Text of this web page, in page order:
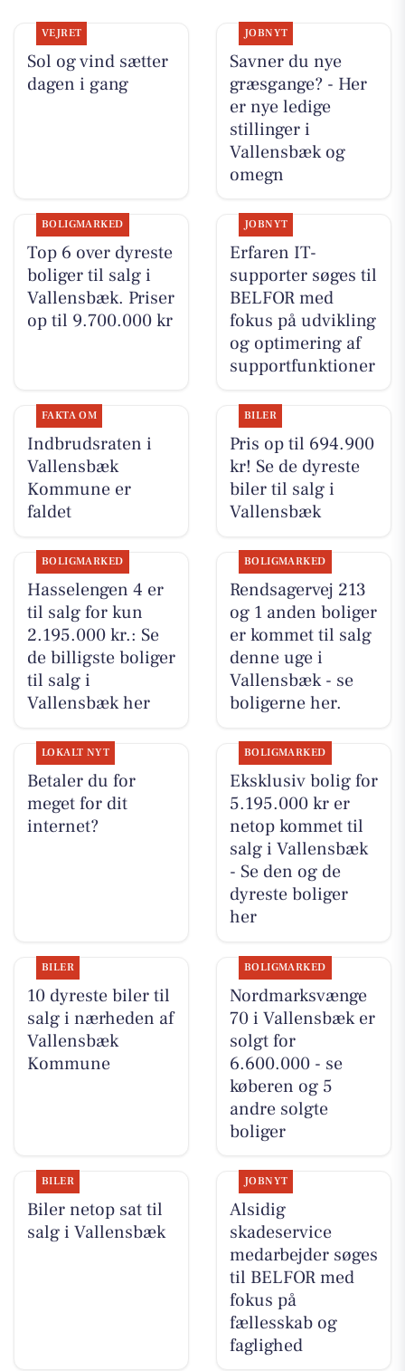
VEJRET
Sol og vind sætter
dagen i gang
JOBNYT
Savner du nye
græsgange? - Her
er nye ledige
stillinger i
Vallensbæk og
omegn
BOLIGMARKED
Top 6 over dyreste
boliger til salg i
Vallensbæk. Priser
op til 9.700.000 kr
JOBNYT
Erfaren IT-
supporter søges til
BELFOR med
fokus på udvikling
og optimering af
supportfunktioner
FAKTA OM
Indbrudsraten i
Vallensbæk
Kommune er
faldet
BILER
Pris op til 694.900
kr! Se de dyreste
biler til salg i
Vallensbæk
BOLIGMARKED
Hasselengen 4 er
til salg for kun
2.195.000 kr.: Se
de billigste boliger
til salg i
Vallensbæk her
BOLIGMARKED
Rendsagervej 213
og 1 anden boliger
er kommet til salg
denne uge i
Vallensbæk - se
boligerne her.
LOKALT NYT
Betaler du for
meget for dit
internet?
BOLIGMARKED
Eksklusiv bolig for
5.195.000 kr er
netop kommet til
salg i Vallensbæk
- Se den og de
dyreste boliger
her
BILER
10 dyreste biler til
salg i nærheden af
Vallensbæk
Kommune
BOLIGMARKED
Nordmarksvænge
70 i Vallensbæk er
solgt for
6.600.000 - se
køberen og 5
andre solgte
boliger
BILER
Biler netop sat til
salg i Vallensbæk
JOBNYT
Alsidig
skadeservice
medarbejder søges
til BELFOR med
fokus på
fællesskab og
faglighed